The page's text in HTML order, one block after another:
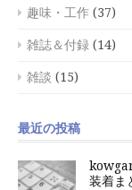
趣味・工作 (37)
雑誌＆付録 (14)
雑談 (15)
最近の投稿
装着ま